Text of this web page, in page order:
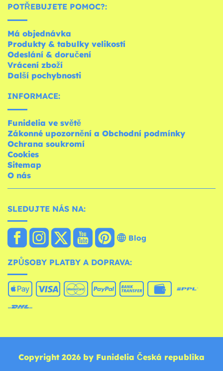
POTŘEBUJETE POMOC?:
Má objednávka
Produkty & tabulky velikostí
Odeslání & doručení
Vrácení zboží
Další pochybnosti
INFORMACE:
Funidelia ve světě
Zákonné upozornění a Obchodní podmínky
Ochrana soukromí
Cookies
Sitemap
O nás
SLEDUJTE NÁS NA:
Blog
ZPŮSOBY PLATBY A DOPRAVA:
Copyright 2026 by Funidelia Česká republika